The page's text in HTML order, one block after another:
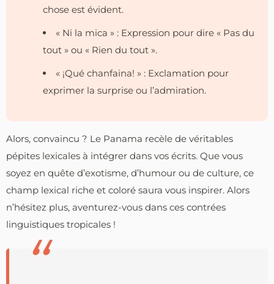
chose est évident.
« Ni la mica » : Expression pour dire « Pas du
tout » ou « Rien du tout ».
« ¡Qué chanfaina! » : Exclamation pour
exprimer la surprise ou l’admiration.
Alors, convaincu ? Le Panama recèle de véritables
pépites lexicales à intégrer dans vos écrits. Que vous
soyez en quête d’exotisme, d’humour ou de culture, ce
champ lexical riche et coloré saura vous inspirer. Alors
n’hésitez plus, aventurez-vous dans ces contrées
linguistiques tropicales !